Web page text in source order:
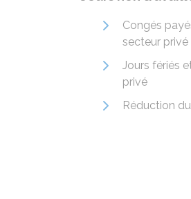
Congés
secteur privé
Jours fériés
privé
Réduction